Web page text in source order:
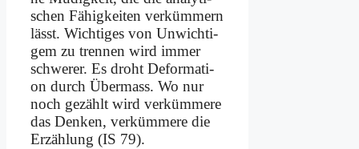
schen Fä­hig­kei­ten ver­küm­mern
lässt. Wich­ti­ges von Un­wich­ti­
gem zu tren­nen wird im­mer
schwe­rer. Es droht De­for­ma­ti­
on durch Über­mass. Wo nur
noch ge­zählt wird ver­küm­me­re
das Den­ken, ver­küm­me­re die
Er­zäh­lung (IS 79).